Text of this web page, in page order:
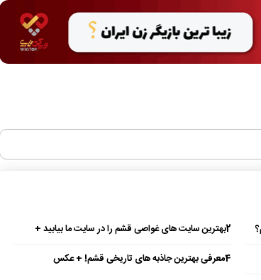
2بهترین سایت‌ های غواصی قشم را در سایت ما بیابید +
4معرفی بهترین جاذبه های تاریخی قشم! + عکس